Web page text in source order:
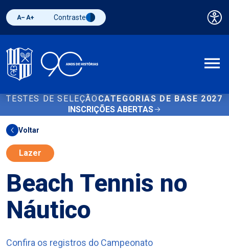
Diminuir fonte
Aumentar fonteAlternar contraste
Contraste
TESTES DE SELEÇÃO CATEGORIAS DE BASE 2027
INSCRIÇÕES ABERTAS
Voltar
Lazer
Beach Tennis no
Náutico
Confira os registros do Campeonato